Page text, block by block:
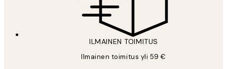
ILMAINEN TOIMITUS
Ilmainen toimitus yli 59 €